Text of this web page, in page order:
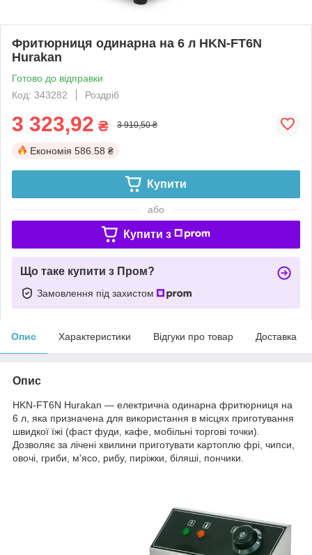
Фритюрниця одинарна на 6 л HKN-FT6N
Hurakan
Готово до відправки
Код: 343282
Роздріб
3 323,92 ₴ 3 910,50 ₴
Економія 586.58 ₴
Купити
або
Купити з
Що таке купити з Пром?
Замовлення під захистом
Опис Характеристики Відгуки про товар Доставка
Опис
HKN-FT6N Hurakan — електрична одинарна фритюрниця на
6 л, яка призначена для використання в місцях приготування
швидкої їжі (фаст фуди, кафе, мобільні торгові точки).
Дозволяє за лічені хвилини приготувати картоплю фрі, чипси,
овочі, гриби, м'ясо, рибу, пиріжки, біляші, пончики.